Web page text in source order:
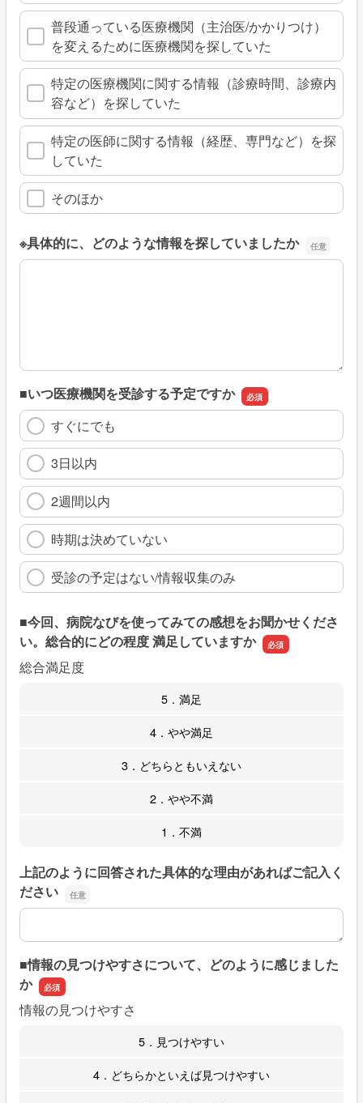
普段通っている医療機関（主治医/かかりつけ）
を変えるために医療機関を探していた
特定の医療機関に関する情報（診療時間、診療内
容など）を探していた
特定の医師に関する情報（経歴、専門など）を探
していた
そのほか
※具体的に、どのような情報を探していましたか
※具体的に、どのような情報を探していましたか
■いつ医療機関を受診する予定ですか
すぐにでも
3日以内
2週間以内
時期は決めていない
受診の予定はない/情報収集のみ
■今回、病院なびを使ってみての感想をお聞かせくださ
い。総合的にどの程度 満足していますか
総合満足度
5．満足
4．やや満足
3．どちらともいえない
2．やや不満
1．不満
上記のように回答された具体的な理由があればご記入く
ださい
上記のように回答された具体的な理由があればご記入くだ
■情報の見つけやすさについて、どのように感じました
か
情報の見つけやすさ
5．見つけやすい
4．どちらかといえば見つけやすい